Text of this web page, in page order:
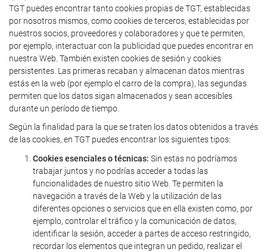
TGT puedes encontrar tanto cookies propias de TGT, establecidas
por nosotros mismos, como cookies de terceros, establecidas por
nuestros socios, proveedores y colaboradores y que te permiten,
por ejemplo, interactuar con la publicidad que puedes encontrar en
nuestra Web. También existen cookies de sesión y cookies
persistentes. Las primeras recaban y almacenan datos mientras
estás en la web (por ejemplo el carro de la compra), las segundas
permiten que los datos sigan almacenados y sean accesibles
durante un período de tiempo.
Según la finalidad para la que se traten los datos obtenidos a través
de las cookies, en TGT puedes encontrar los siguientes tipos:
Cookies esenciales o técnicas: Sin estas no podríamos
trabajar juntos y no podrías acceder a todas las
funcionalidades de nuestro sitio Web. Te permiten la
navegación a través de la Web y la utilización de las
diferentes opciones o servicios que en ella existen como, por
ejemplo, controlar el tráfico y la comunicación de datos,
identificar la sesión, acceder a partes de acceso restringido,
recordar los elementos que integran un pedido, realizar el